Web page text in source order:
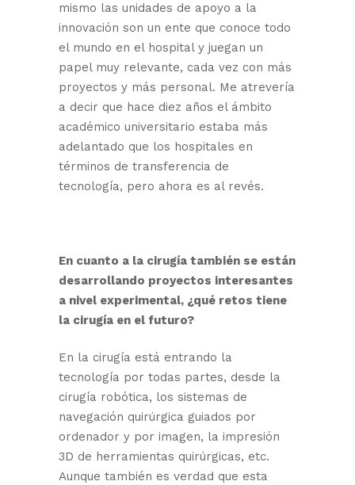
mismo las unidades de apoyo a la
innovación son un ente que conoce todo
el mundo en el hospital y juegan un
papel muy relevante, cada vez con más
proyectos y más personal. Me atrevería
a decir que hace diez años el ámbito
académico universitario estaba más
adelantado que los hospitales en
términos de transferencia de
tecnología, pero ahora es al revés.
En cuanto a la cirugía también se están
desarrollando proyectos interesantes
a nivel experimental, ¿qué retos tiene
la cirugía en el futuro?
En la cirugía está entrando la
tecnología por todas partes, desde la
cirugía robótica, los sistemas de
navegación quirúrgica guiados por
ordenador y por imagen, la impresión
3D de herramientas quirúrgicas, etc.
Aunque también es verdad que esta